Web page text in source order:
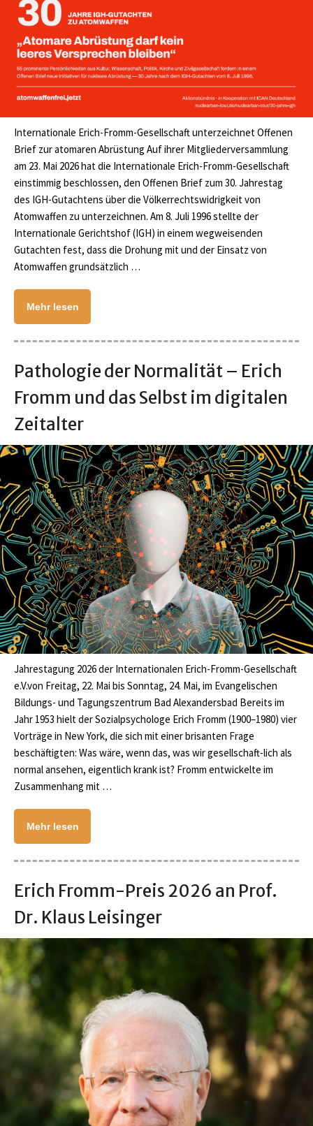
Internationale Erich-Fromm-Gesellschaft unterzeichnet Offenen
Brief zur atomaren Abrüstung Auf ihrer Mitgliederversammlung
am 23. Mai 2026 hat die Internationale Erich-Fromm-Gesellschaft
einstimmig beschlossen, den Offenen Brief zum 30. Jahrestag
des IGH-Gutachtens über die Völkerrechtswidrigkeit von
Atomwaffen zu unterzeichnen. Am 8. Juli 1996 stellte der
Internationale Gerichtshof (IGH) in einem wegweisenden
Gutachten fest, dass die Drohung mit und der Einsatz von
Atomwaffen grundsätzlich …
Mehr lesen
Pathologie der Normalität – Erich
Fromm und das Selbst im digitalen
Zeitalter
Jahrestagung 2026 der Internationalen Erich-Fromm-Gesellschaft
e.V.von Freitag, 22. Mai bis Sonntag, 24. Mai, im Evangelischen
Bildungs- und Tagungszentrum Bad Alexandersbad Bereits im
Jahr 1953 hielt der Sozialpsychologe Erich Fromm (1900–1980) vier
Vorträge in New York, die sich mit einer brisanten Frage
beschäftigten: Was wäre, wenn das, was wir gesellschaft-lich als
normal ansehen, eigentlich krank ist? Fromm entwickelte im
Zusammenhang mit …
Mehr lesen
Erich Fromm-Preis 2026 an Prof.
Dr. Klaus Leisinger